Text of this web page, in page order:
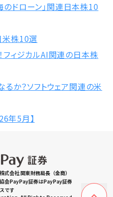
のドローン」関連日本株10
米株10選
フィジカルAI関連の日本株
るか？ソフトウェア関連の米
年5月】
会社 関東財務局長（金商）
会PayPay証券はPayPay証券
です